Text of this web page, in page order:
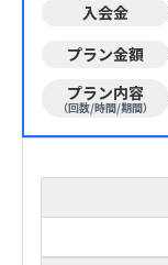
入会金
プラン金額
プラン内容
（回数/時間/期間）